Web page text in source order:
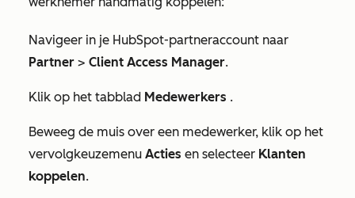
Navigeer in je HubSpot-partneraccount naar
Partner > Client Access Manager.
Klik op het tabblad Medewerkers .
Beweeg de muis over een medewerker, klik op het
vervolgkeuzemenu Acties en selecteer Klanten
koppelen.